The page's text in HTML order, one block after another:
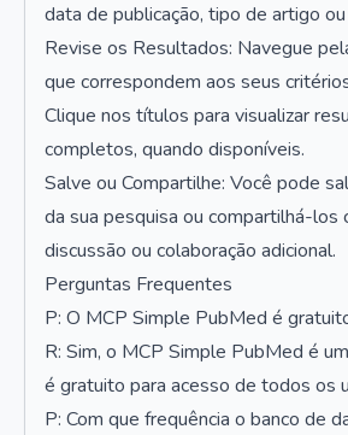
data de publicação, tipo de artigo
Revise os Resultados: Navegue
que correspondem aos seus
Clique nos títulos para visualizar
completos, quando disponíveis.
Salve ou Compartilhe: Você pode
da sua pesquisa ou compartilhá-los
discussão ou colaboração adicional.
Perguntas Frequentes
P: O MCP Simple PubMed é
R: Sim, o MCP Simple PubMed é
é gratuito para acesso de todos os
P: Com que frequência o banco de